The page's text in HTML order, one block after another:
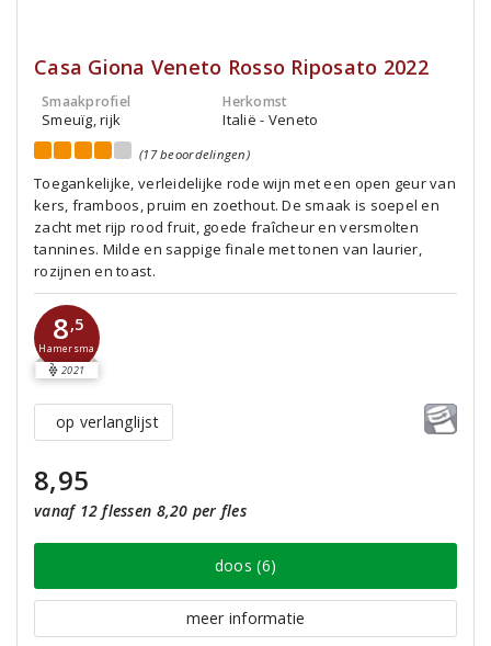
Casa Giona Veneto Rosso Riposato 2022
Smaakprofiel
Smeuïg, rijk
Herkomst
Italië - Veneto
(17 beoordelingen)
Toegankelijke, verleidelijke rode wijn met een open geur van
kers, framboos, pruim en zoethout. De smaak is soepel en
zacht met rijp rood fruit, goede fraîcheur en versmolten
tannines. Milde en sappige finale met tonen van laurier,
rozijnen en toast.
8,5
Hamersma
2021
op verlanglijst
8,95
vanaf 12 flessen 8,20 per fles
doos (6)
meer informatie